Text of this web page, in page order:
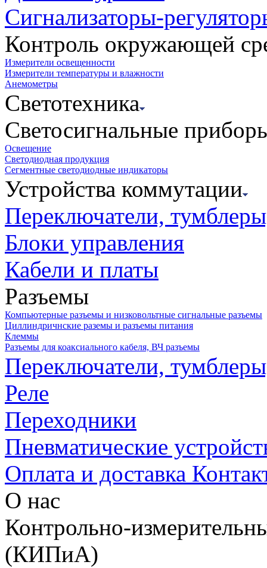
Сигнализаторы-
Контроль окружающей
Измерители освещенности
Измерители температуры и влажности
Анемометры
Светотехника
Светосигнальные
Освещение
Светодиодная продукция
Сегментные светодиодные индикаторы
Устройства коммутации
Переключатели,
Блоки управления
Кабели и платы
Разъемы
Компьютерные разъемы и низковольтные сигнальные разъемы
Циллиндричнские раземы и разъемы питания
Клеммы
Разъемы для коаксиального кабеля, ВЧ разъемы
Переключатели,
Реле
Переходники
Пневматические
Оплата и доставка
О нас
Контрольно-
(КИПиА)